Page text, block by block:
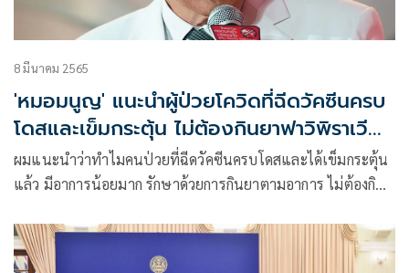
8 มีนาคม 2565
'หมอมนูญ' แนะนำผู้ป่วยโควิดที่ฉีดวัคซีนครบ
โดสและเข็มกระตุ้น ไม่ต้องกินยาฟาวิพิราเวียร์
ไม่ต้องนอนรพ.
ผมแนะนำว่าทำไมคนป่วยที่ฉีดวัคซีนครบโดสและได้เข็มกระตุ้น
แล้ว มีอาการน้อยมาก รักษาด้วยการกินยาตามอาการ ไม่ต้องกิน